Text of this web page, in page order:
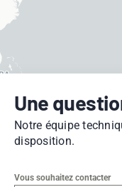
Une
Notre équipe
disposition.
Vous souhaitez contacter